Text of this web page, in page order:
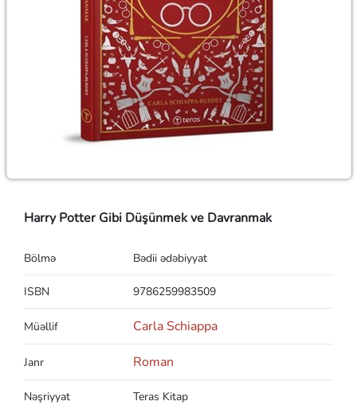
Harry Potter Gibi Düşünmek ve Davranmak
Bölmə Bədii ədəbiyyat
ISBN 9786259983509
Müəllif Carla Schiappa
Janr Roman
Nəşriyyat Teras Kitap